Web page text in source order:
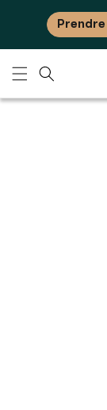
Ignorer et
Prendre